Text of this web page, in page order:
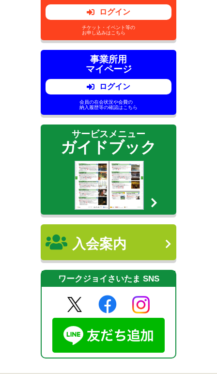
ログイン
チケット・イベント等の
お申し込みはこちら
事業所用
マイページ
ログイン
会員の在会状況や会費の
納入履歴等の確認はこちら
サービスメニュー
ガイドブック
入会案内
ワークジョイさいたま SNS